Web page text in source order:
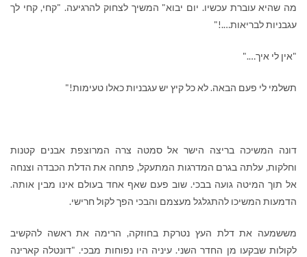
מה שהיא עוברת עכשיו. יום יבוא" המשיך לצחוק להרגיעה. "קחי, קחי לך
עגבניות לבריאות….!"
"אין לי איך…."
תשלמי לי פעם הבאה. לא כל קיץ יש עגבניות כאלו טעימות!"
דונה המשיכה בריצה הישר אל סמטה צרה המרוצפת אבנים קטנות
וחלקות, עלתה בגרם המדרגות המתעקל, פתחה את הדלת הכבדה וצנחה
אל תוך המיטה גועה בבכי. שוב פעם שאף אחד בעולם אינו מבין אותה.
הדמעות המשיכו להתגלגל מעצמם והבכי הפך לקול חרישי.
מששמעה את דלת העץ נטרקת בחוזקה, הרימה את ראשה להקשיב
לקולות שבקעו מן החדר השני. עיניה היו נפוחות מבכי. "דונטלה קארינה